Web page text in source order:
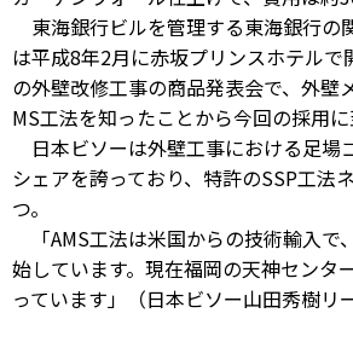
東海銀行ビルを管理する東海銀行の
は平成8年2月に赤坂プリンスホテルで
の外壁改修工事の商品発表会で、外壁
MS工法を知ったことから今回の採用に
日本ビソーは外壁工事における足場
シェアを誇っており、特許のSSP工法
つ。
「AMS工法は米国からの技術輸入で
始しています。現在福岡の天神センタ
っています」（日本ビソー山田秀樹リ